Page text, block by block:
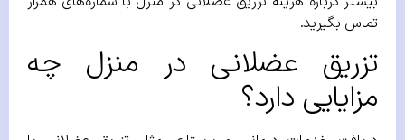
تماس بگیرید.
تزریق عضلانی در منزل چه
مزایایی دارد؟